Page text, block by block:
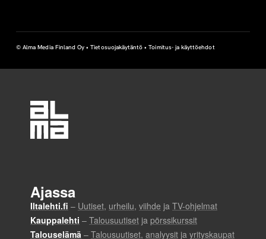
© Alma Media Finland Oy •Tietosuojakäytäntö •Toimitus- ja käyttöehdot